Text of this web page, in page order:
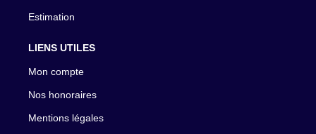
Estimation
LIENS UTILES
Mon compte
Nos honoraires
Mentions légales